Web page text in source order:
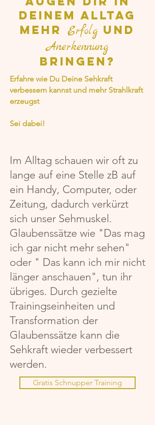
Deinem Alltag
mehr Erfolg und
Anerkennung
bringen?
Erfahre wie Du Deine Sehkraft
verbessern kannst und mehr Strahlkraft
erzeugst
Sei dabei!
​Im Alltag schauen wir oft zu
lange auf eine Stelle zB auf
ein Handy, Computer, oder
Zeitung, dadurch verkürzt
sich unser Sehmuskel.
Glaubenssätze wie "Das mag
ich gar nicht mehr sehen"
oder " Das kann ich mir nicht
länger anschauen", tun ihr
übriges. Durch gezielte
Trainingseinheiten und
Transformation der
Glaubenssätze kann die
Sehkraft wieder verbessert
werden.
Gratis Schnupper Training